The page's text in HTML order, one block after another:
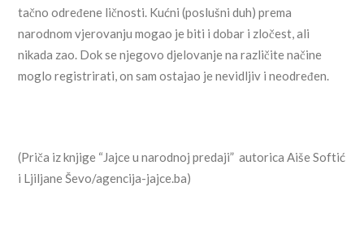
tačno određene ličnosti. Kućni (poslušni duh) prema
narodnom vjerovanju mogao je biti i dobar i zločest, ali
nikada zao. Dok se njegovo djelovanje na različite načine
moglo registrirati, on sam ostajao je nevidljiv i neodređen.
(Priča iz knjige “Jajce u narodnoj predaji” autorica Aiše Softić
i Ljiljane Ševo/agencija-jajce.ba)